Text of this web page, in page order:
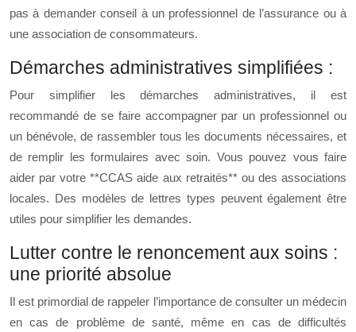
pas à demander conseil à un professionnel de l’assurance ou à
une association de consommateurs.
Démarches administratives simplifiées :
Pour simplifier les démarches administratives, il est
recommandé de se faire accompagner par un professionnel ou
un bénévole, de rassembler tous les documents nécessaires, et
de remplir les formulaires avec soin. Vous pouvez vous faire
aider par votre **CCAS aide aux retraités** ou des associations
locales. Des modèles de lettres types peuvent également être
utiles pour simplifier les demandes.
Lutter contre le renoncement aux soins :
une priorité absolue
Il est primordial de rappeler l’importance de consulter un médecin
en cas de problème de santé, même en cas de difficultés